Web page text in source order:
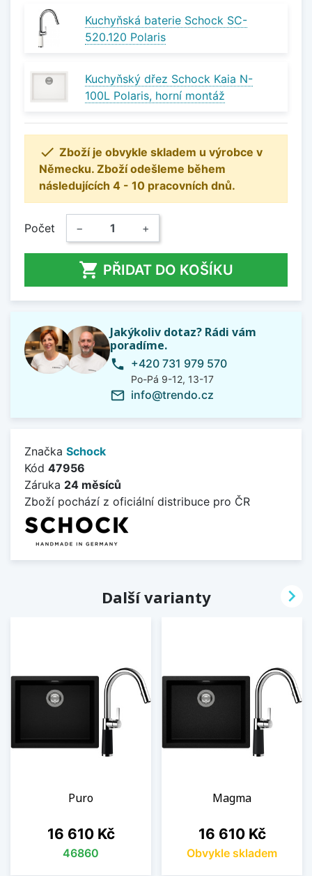
Kuchyňská baterie Schock SC-
520.120 Polaris
Kuchyňský dřez Schock Kaia N-
100L Polaris, horní montáž
 Zboží je obvykle skladem u výrobce v
Německu. Zboží odešleme během
následujících 4 - 10 pracovních dnů.
Počet − +
 PŘIDAT DO KOŠÍKU
Jakýkoliv dotaz? Rádi vám
poradíme.
phone +420 731 979 570
Po-Pá 9-12, 13-17
mail_outline info@trendo.cz
Značka Schock
Kód 47956
Záruka 24 měsíců
Zboží pochází z oficiální distribuce pro ČR
Další varianty
Puro
Cena
16 610 Kč
46860
Magma
Cena
16 610 Kč
Obvykle skladem
